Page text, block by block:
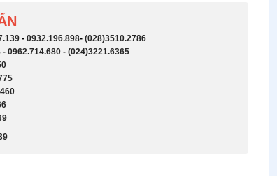
-0932.196.898-(028)3510.2786
-0962.714.680 -(024)3221.6365